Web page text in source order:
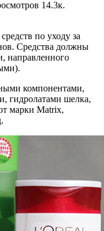
14.3к.
по уходу за
Средства должны
направленного
компонентами,
гидролатами шелка,
марки Matrix,